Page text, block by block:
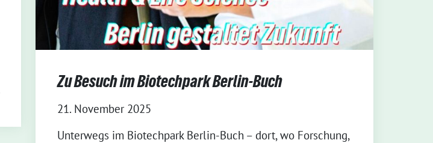
Zu Besuch im Biotechpark Berlin-Buch
21. November 2025
⁨Unterwegs im Biotechpark Berlin-Buch – dort, wo Forschung,